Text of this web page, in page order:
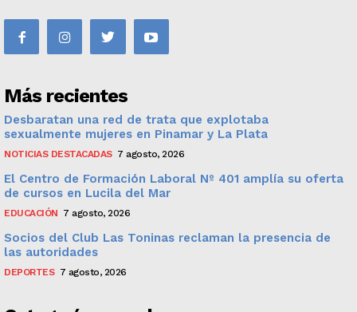
Más recientes
Desbaratan una red de trata que explotaba
sexualmente mujeres en Pinamar y La Plata
NOTICIAS DESTACADAS 7 agosto, 2026
El Centro de Formación Laboral Nº 401 amplía su oferta
de cursos en Lucila del Mar
EDUCACIÓN 7 agosto, 2026
Socios del Club Las Toninas reclaman la presencia de
las autoridades
DEPORTES 7 agosto, 2026